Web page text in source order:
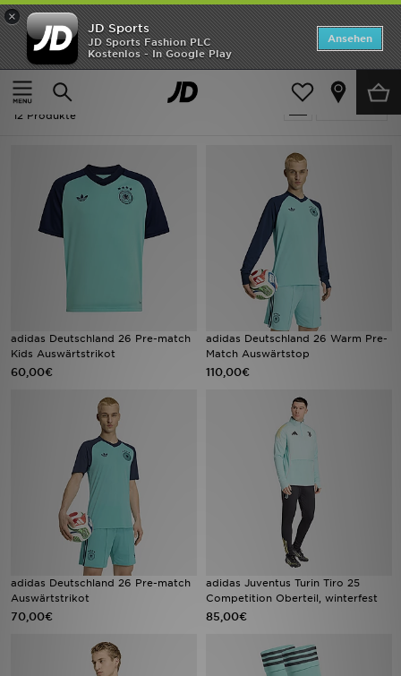
×
JD Sports
JD Sports Fashion PLC
Kostenlos - In Google Play
Ansehen
Home
Türkis Fußball
Verfeinern
Türkis Fußball
12 Produkte
adidas Deutschland 26 Pre-match
Kids Auswärtstrikot
60,00€
adidas Deutschland 26 Warm Pre-
Match Auswärtstop
110,00€
adidas Deutschland 26 Pre-match
Auswärtstrikot
70,00€
adidas Juventus Turin Tiro 25
Competition Oberteil, winterfest
85,00€
ANGEBOTE
Neuheiten
Herren
Kinder
Bestsellers
Sport
Lade die APP
Filialfinder
Hilfe & Kontakt
Geschenkgutschein
Studenten